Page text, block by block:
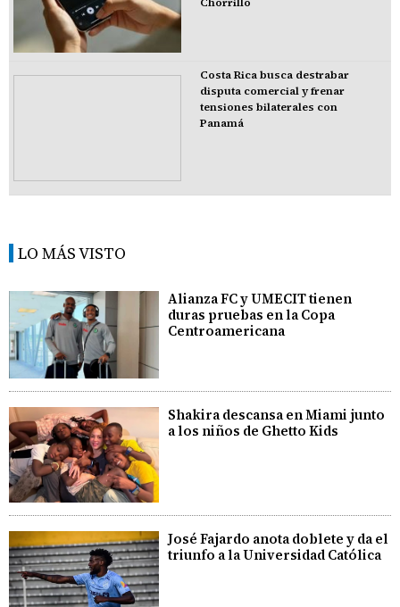
Costa Rica busca destrabar
disputa comercial y frenar
tensiones bilaterales con
Panamá
LO MÁS VISTO
Alianza FC y UMECIT tienen
duras pruebas en la Copa
Centroamericana
Shakira descansa en Miami junto
a los niños de Ghetto Kids
José Fajardo anota doblete y da el
triunfo a la Universidad Católica